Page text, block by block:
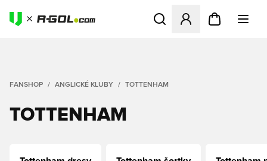
Otvorí modál na
FANSHOP ANGLICKÉ KLUBY TOTTENHAM
TOTTENHAM